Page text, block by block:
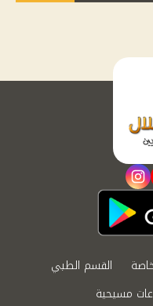
instagram
القسم الطبي
مسيحية